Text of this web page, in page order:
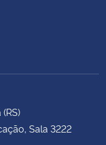
Sala 3222